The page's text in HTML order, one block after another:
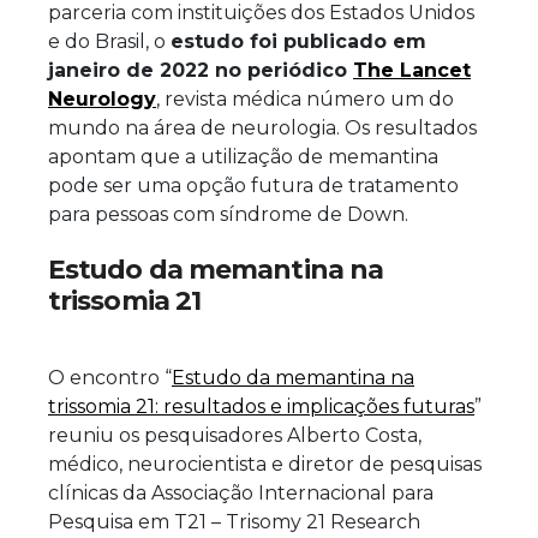
parceria com instituições dos Estados Unidos
e do Brasil, o estudo foi publicado em
janeiro de 2022 no periódico The Lancet
Neurology, revista médica número um do
mundo na área de neurologia. Os resultados
apontam que a utilização de memantina
pode ser uma opção futura de tratamento
para pessoas com síndrome de Down.
Estudo da memantina na
trissomia 21
O encontro “Estudo da memantina na
trissomia 21: resultados e implicações futuras”
reuniu os pesquisadores Alberto Costa,
médico, neurocientista e diretor de pesquisas
clínicas da Associação Internacional para
Pesquisa em T21 – Trisomy 21 Research